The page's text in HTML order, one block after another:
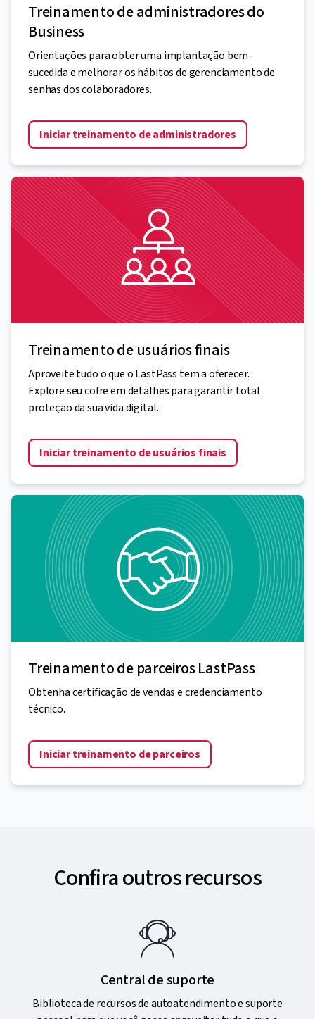
Treinamento de administradores do
Business
Orientações para obter uma implantação bem-
sucedida e melhorar os hábitos de gerenciamento de
senhas dos colaboradores.
Iniciar treinamento de administradores
Treinamento de usuários finais
Aproveite tudo o que o LastPass tem a oferecer.
Explore seu cofre em detalhes para garantir total
proteção da sua vida digital.
Iniciar treinamento de usuários finais
Treinamento de parceiros LastPass
Obtenha certificação de vendas e credenciamento
técnico.
Iniciar treinamento de parceiros
Confira outros recursos
Central de suporte
Biblioteca de recursos de autoatendimento e suporte